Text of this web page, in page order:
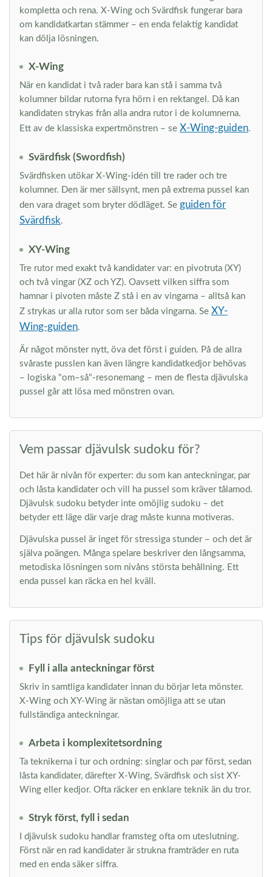
kompletta och rena. X-Wing och Svärdfisk fungerar bara
om kandidatkartan stämmer – en enda felaktig kandidat
kan dölja lösningen.
X-Wing
När en kandidat i två rader bara kan stå i samma två
kolumner bildar rutorna fyra hörn i en rektangel. Då kan
kandidaten strykas från alla andra rutor i de kolumnerna.
Ett av de klassiska expertmönstren – se X-Wing-guiden.
Svärdfisk (Swordfish)
Svärdfisken utökar X-Wing-idén till tre rader och tre
kolumner. Den är mer sällsynt, men på extrema pussel kan
den vara draget som bryter dödläget. Se guiden för
Svärdfisk.
XY-Wing
Tre rutor med exakt två kandidater var: en pivotruta (XY)
och två vingar (XZ och YZ). Oavsett vilken siffra som
hamnar i pivoten måste Z stå i en av vingarna – alltså kan
Z strykas ur alla rutor som ser båda vingarna. Se XY-
Wing-guiden.
Är något mönster nytt, öva det först i guiden. På de allra
svåraste pusslen kan även längre kandidatkedjor behövas
– logiska "om–så"-resonemang – men de flesta djävulska
pussel går att lösa med mönstren ovan.
Vem passar djävulsk sudoku för?
Det här är nivån för experter: du som kan anteckningar, par
och låsta kandidater och vill ha pussel som kräver tålamod.
Djävulsk sudoku betyder inte omöjlig sudoku – det
betyder ett läge där varje drag måste kunna motiveras.
Djävulska pussel är inget för stressiga stunder – och det är
själva poängen. Många spelare beskriver den långsamma,
metodiska lösningen som nivåns största behållning. Ett
enda pussel kan räcka en hel kväll.
Tips för djävulsk sudoku
Fyll i alla anteckningar först
Skriv in samtliga kandidater innan du börjar leta mönster.
X-Wing och XY-Wing är nästan omöjliga att se utan
fullständiga anteckningar.
Arbeta i komplexitetsordning
Ta teknikerna i tur och ordning: singlar och par först, sedan
låsta kandidater, därefter X-Wing, Svärdfisk och sist XY-
Wing eller kedjor. Ofta räcker en enklare teknik än du tror.
Stryk först, fyll i sedan
I djävulsk sudoku handlar framsteg ofta om uteslutning.
Först när en rad kandidater är strukna framträder en ruta
med en enda säker siffra.